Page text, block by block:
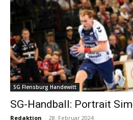
SG Flensburg Handewitt
SG-Handball: Portrait
Redaktion - 28. Februar 2024